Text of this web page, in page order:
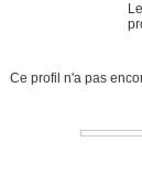
Ce profil n'a pas